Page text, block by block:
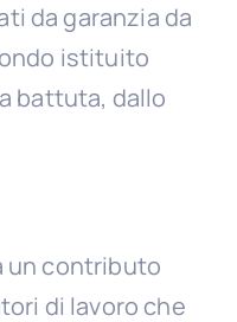
da garanzia da
istituito
battuta, dallo
un contributo
di lavoro che